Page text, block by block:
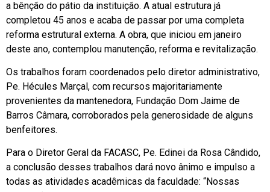
a bênção do pátio da instituição. A atual estrutura já
completou 45 anos e acaba de passar por uma completa
reforma estrutural externa. A obra, que iniciou em janeiro
deste ano, contemplou manutenção, reforma e revitalização.
Os trabalhos foram coordenados pelo diretor administrativo,
Pe. Hécules Marçal, com recursos majoritariamente
provenientes da mantenedora, Fundação Dom Jaime de
Barros Câmara, corroborados pela generosidade de alguns
benfeitores.
Para o Diretor Geral da FACASC, Pe. Edinei da Rosa Cândido,
a conclusão desses trabalhos dará novo ânimo e impulso a
todas as atividades acadêmicas da faculdade: “Nossas